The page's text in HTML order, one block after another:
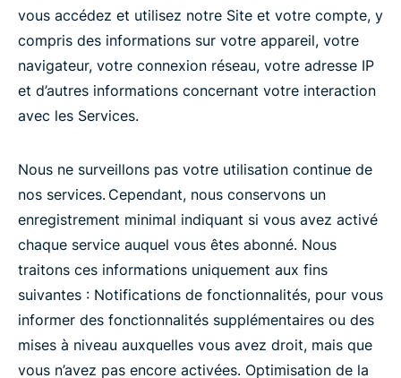
vous accédez et utilisez notre Site et votre compte, y
compris des informations sur votre appareil, votre
navigateur, votre connexion réseau, votre adresse IP
et d’autres informations concernant votre interaction
avec les Services.
Nous ne surveillons pas votre utilisation continue de
nos services. Cependant, nous conservons un
enregistrement minimal indiquant si vous avez activé
chaque service auquel vous êtes abonné. Nous
traitons ces informations uniquement aux fins
suivantes : Notifications de fonctionnalités, pour vous
informer des fonctionnalités supplémentaires ou des
mises à niveau auxquelles vous avez droit, mais que
vous n’avez pas encore activées. Optimisation de la